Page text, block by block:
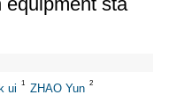
equipment sta
ui 1 ZHAO Yun 2